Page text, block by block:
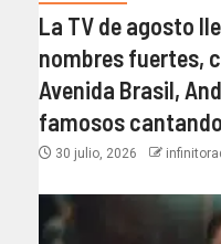
La TV de agosto
nombres fuertes,
Avenida Brasil,
famosos
30 julio, 2026